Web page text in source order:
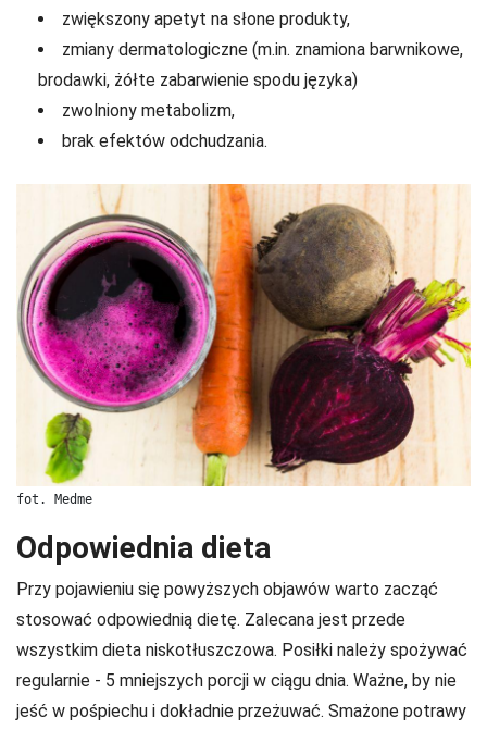
zwiększony apetyt na słone produkty,
zmiany dermatologiczne (m.in. znamiona barwnikowe,
brodawki, żółte zabarwienie spodu języka)
zwolniony metabolizm,
brak efektów odchudzania.
fot. Medme
Odpowiednia dieta
Przy pojawieniu się powyższych objawów warto zacząć
stosować odpowiednią dietę. Zalecana jest przede
wszystkim dieta niskotłuszczowa. Posiłki należy spożywać
regularnie - 5 mniejszych porcji w ciągu dnia. Ważne, by nie
jeść w pośpiechu i dokładnie przeżuwać. Smażone potrawy